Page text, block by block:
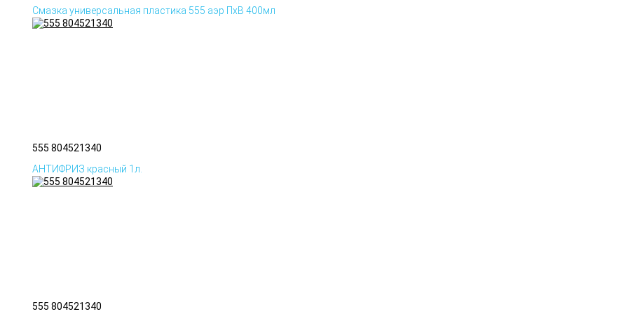
Смазка универсальная пластика 555 аэр ПхВ 400мл
555 804521340
АНТИФРИЗ красный 1л.
555 804521340